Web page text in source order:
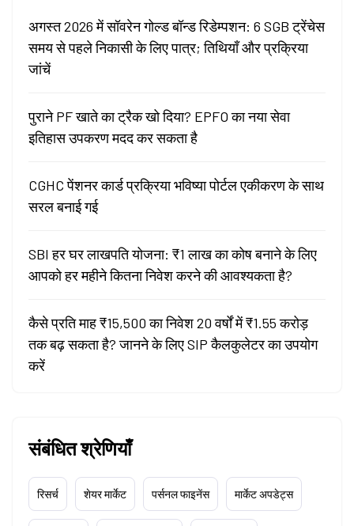
अगस्त 2026 में सॉवरेन गोल्ड बॉन्ड रिडेम्पशन: 6 SGB ट्रेंचेस
समय से पहले निकासी के लिए पात्र; तिथियाँ और प्रक्रिया
जांचें
पुराने PF खाते का ट्रैक खो दिया? EPFO का नया सेवा
इतिहास उपकरण मदद कर सकता है
CGHC पेंशनर कार्ड प्रक्रिया भविष्या पोर्टल एकीकरण के साथ
सरल बनाई गई
SBI हर घर लाखपति योजना: ₹1 लाख का कोष बनाने के लिए
आपको हर महीने कितना निवेश करने की आवश्यकता है?
कैसे प्रति माह ₹15,500 का निवेश 20 वर्षों में ₹1.55 करोड़
तक बढ़ सकता है? जानने के लिए SIP कैलकुलेटर का उपयोग
करें
संबंधित श्रेणियाँ
रिसर्च शेयर मार्केट पर्सनल फाइनेंस मार्केट अपडेट्स